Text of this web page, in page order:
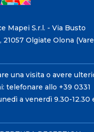
Mapei S.r.l. - Via Busto
21057 Olgiate Olona
una visita o avere
telefonare allo +39 0331
a venerdì 9.30-12.30